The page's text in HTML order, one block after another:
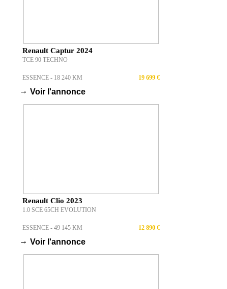
Renault Captur 2024
TCE 90 TECHNO
ESSENCE - 18 240 KM 19 699 €
→ Voir l'annonce
Renault Clio 2023
1.0 SCE 65CH EVOLUTION
ESSENCE - 49 145 KM 12 890 €
→ Voir l'annonce